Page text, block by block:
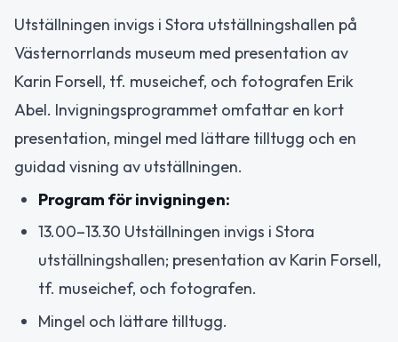
Utställningen invigs i Stora utställningshallen på
Västernorrlands museum med presentation av
Karin Forsell, tf. museichef, och fotografen Erik
Abel. Invigningsprogrammet omfattar en kort
presentation, mingel med lättare tilltugg och en
guidad visning av utställningen.
Program för invigningen:
13.00–13.30 Utställningen invigs i Stora
utställningshallen; presentation av Karin Forsell,
tf. museichef, och fotografen.
Mingel och lättare tilltugg.